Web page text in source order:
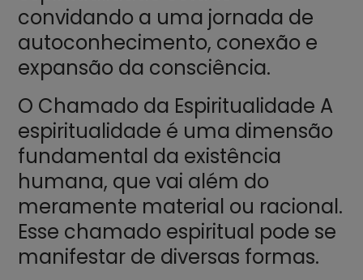
convidando a uma jornada de
autoconhecimento, conexão e
expansão da consciência.
O Chamado da Espiritualidade A
espiritualidade é uma dimensão
fundamental da existência
humana, que vai além do
meramente material ou racional.
Esse chamado espiritual pode se
manifestar de diversas formas.